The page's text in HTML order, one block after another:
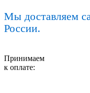
Мы доставляем
России.
Принимаем
к оплате: